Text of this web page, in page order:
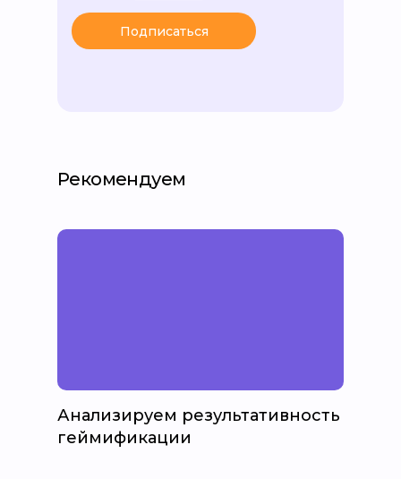
Подписаться
Рекомендуем
Анализируем результативность
геймификации